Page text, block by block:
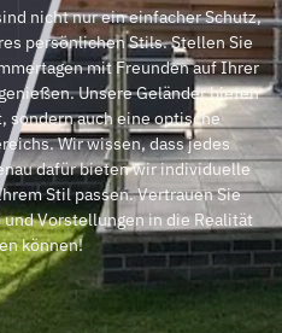
nicht nur ein einfacher Schutz,
persönlichen Stils. Stellen Sie
mit Freunden auf Ihrer
Unsere Geländer bieten
sondern auch eine optische
Wir wissen, dass jedes
dafür bieten wir individuelle
Stil passen. Vertrauen Sie
Vorstellungen in die Realität
können!